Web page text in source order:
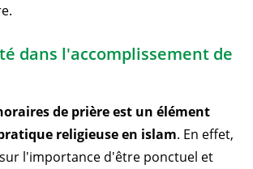
dans l'accomplissement de
de prière est un élément
religieuse en islam. En effet,
l'importance d'être ponctuel et